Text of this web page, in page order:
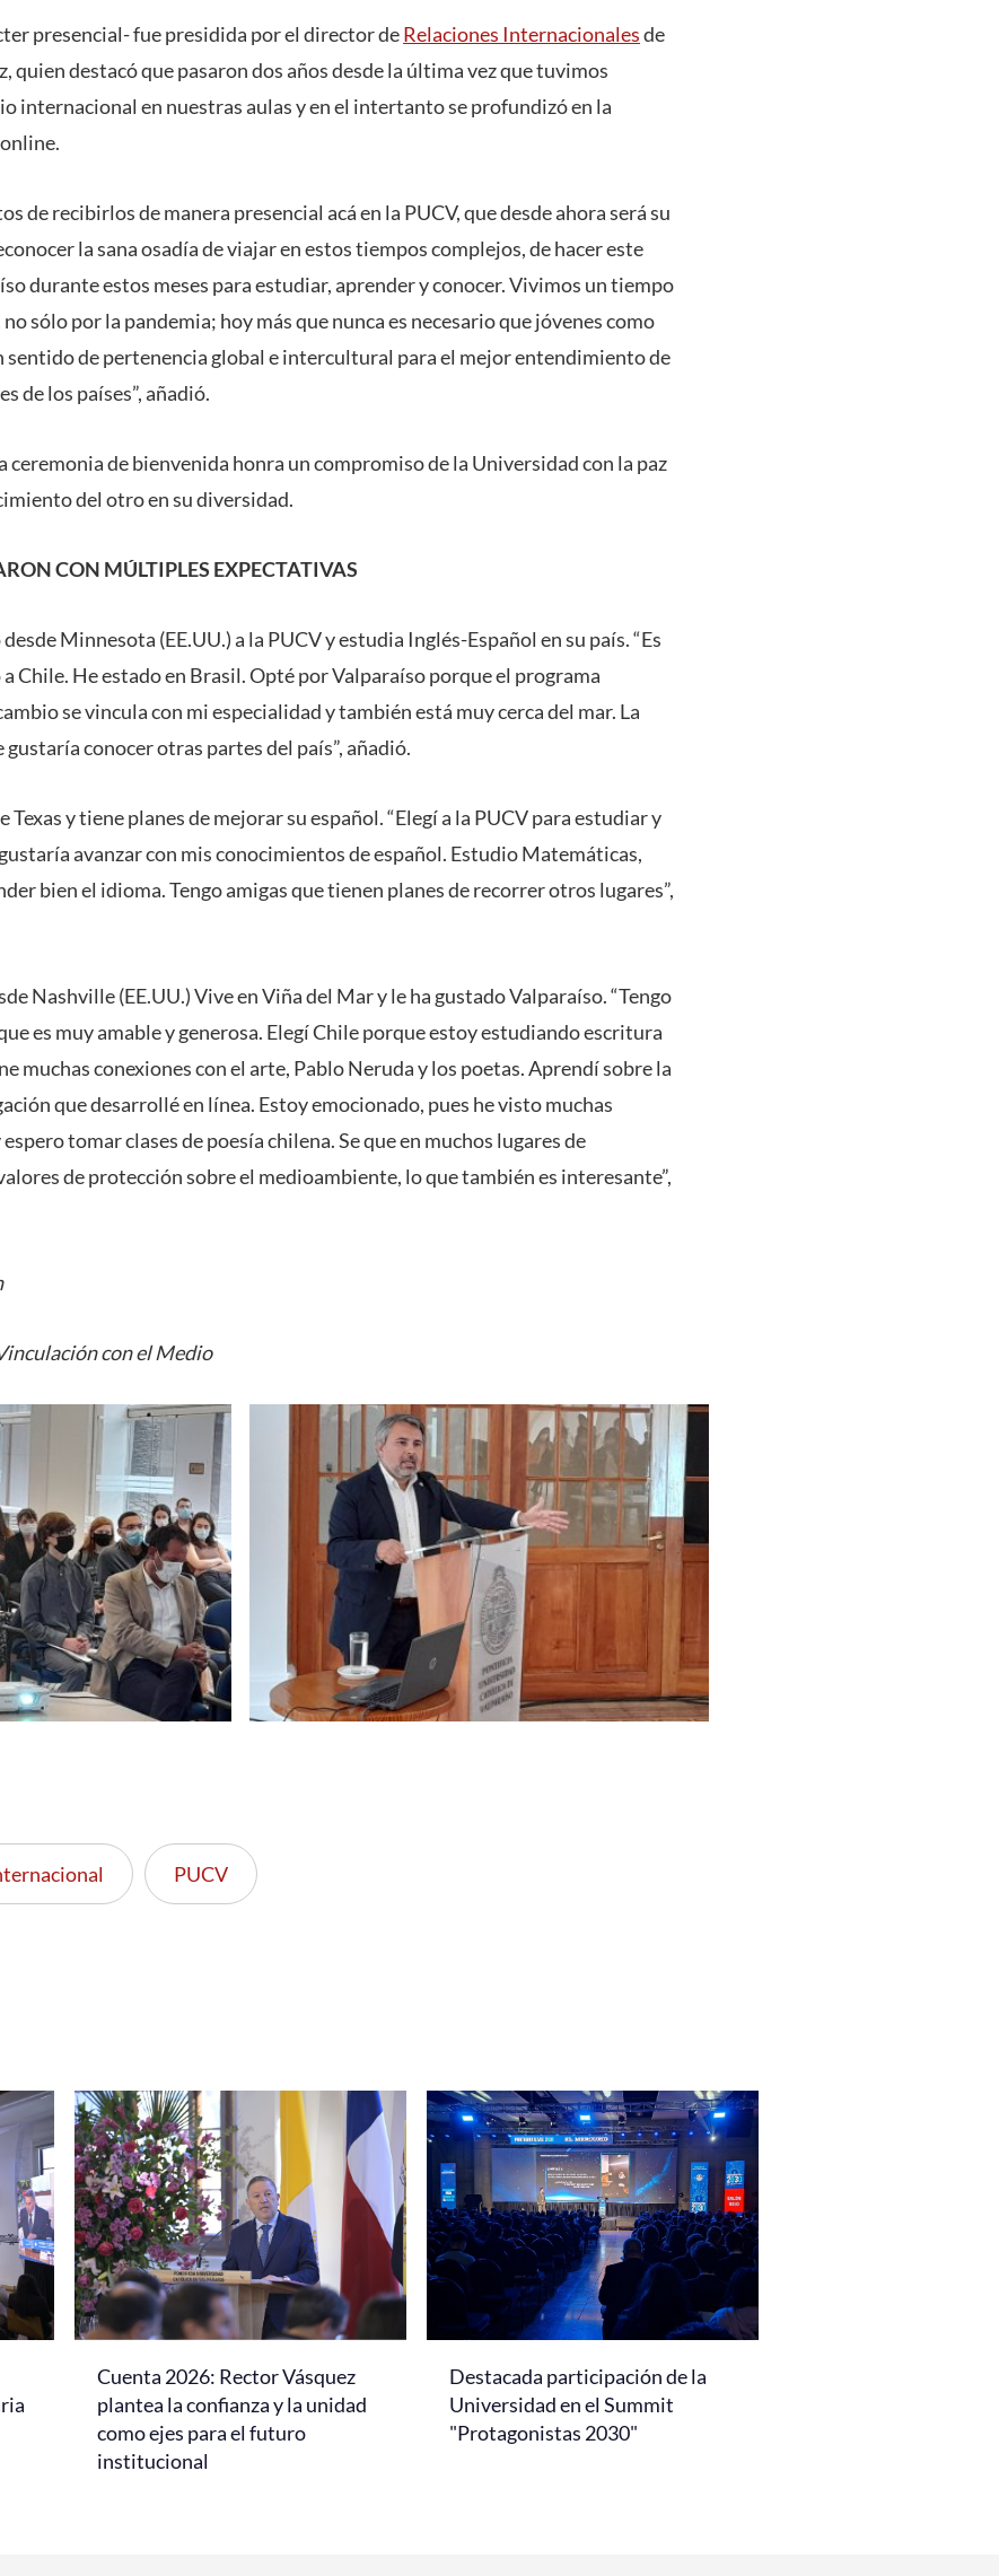
presencial- fue presidida por el director deRelaciones Internacionalesde
quien destacó que pasaron dos años desde la última vez que tuvimos
internacional en nuestras aulas y en el intertanto se profundizó en la
de recibirlos de manera presencial acá en la PUCV, que desde ahora será su
la sana osadía de viajar en estos tiempos complejos, de hacer este
durante estos meses para estudiar, aprender y conocer. Vivimos un tiempo
sólo por la pandemia; hoy más que nunca es necesario que jóvenes como
sentido de pertenencia global e intercultural para el mejor entendimiento de
de los países”, añadió.
ceremonia de bienvenida honra un compromiso de la Universidad con la paz
del otro en su diversidad.
CON MÚLTIPLES EXPECTATIVAS
Minnesota (EE.UU.) a la PUCV y estudia Inglés-Español en su país. “Es
Chile. He estado en Brasil. Opté por Valparaíso porque el programa
se vincula con mi especialidad y también está muy cerca del mar. La
conocer otras partes del país”, añadió.
Texas y tiene planes de mejorar su español. “Elegí a la PUCV para estudiar y
avanzar con mis conocimientos de español. Estudio Matemáticas,
bien el idioma. Tengo amigas que tienen planes de recorrer otros lugares”,
Nashville (EE.UU.) Vive en Viña del Mar y le ha gustado Valparaíso. “Tengo
es muy amable y generosa. Elegí Chile porque estoy estudiando escritura
muchas conexiones con el arte, Pablo Neruda y los poetas. Aprendí sobre la
que desarrollé en línea. Estoy emocionado, pues he visto muchas
tomar clases de poesía chilena. Se que en muchos lugares de
de protección sobre el medioambiente, lo que también es interesante”,
con el Medio
PUCV
Cuenta 2026: Rector Vásquez
plantea la confianza y la unidad
como ejes para el futuro
institucional
Destacada participación de la
Universidad en el Summit
"Protagonistas 2030"